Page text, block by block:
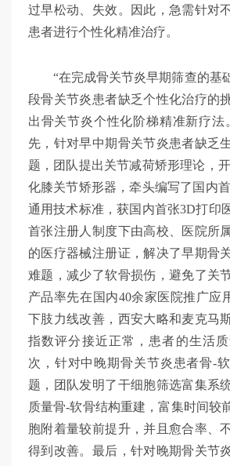
过早松动、失效。因此，急需针对
患者进行个性化精准治疗。
“在完成骨关节炎早期筛查的基
段骨关节炎患者缺乏个性化治疗的
出骨关节炎个性化阶梯精准新疗法
先，针对早中期骨关节炎患者缺乏
题，团队提出关节减荷矫形理论，
化膝关节矫形器，牵头编写了国内
通用技术标准，获国内首张3D打印
首张注册人制度下由高校、医院所
的医疗器械注册证，解决了早期骨
难题，减少了软骨损伤，避免了关
产品率先在国内40余家医院推广应
下肢力线改善，西安大略和麦克马
指数评分接近正常，患者的生活
次，针对中晚期骨关节炎患者骨-
题，团队发明了干细胞筛选富集系
质量骨-软骨结构重建，富集时间较
胞附着量较前提升，并且愈合率、
得到改善。最后，针对晚期骨关节